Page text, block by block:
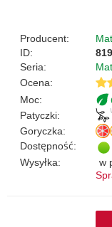
Producent:
ID:
Seria:
Ocena:
Moc:
Patyczki:
Goryczka:
Dostępność:
Wysyłka:
w